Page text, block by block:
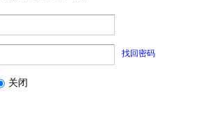
找回密码
关闭